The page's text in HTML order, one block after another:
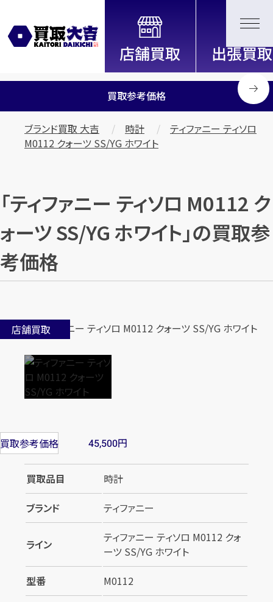
全国2200店舗以上展開中！
信頼と実績の買取専門店「買取大
吉」
買取参考価格
ブランド買取 大吉 時計
ティファニー ティソロ
M0112 クォーツ SS/YG ホワイト
「ティファニー ティソロ M0112 ク
ォーツ SS/YG ホワイト」の買取参
考価格
店舗買取
買取参考価格 45,500円
買取品目
時計
ブランド
ティファニー
ライン
ティファニー ティソロ M0112 クォ
ーツ SS/YG ホワイト
型番
M0112